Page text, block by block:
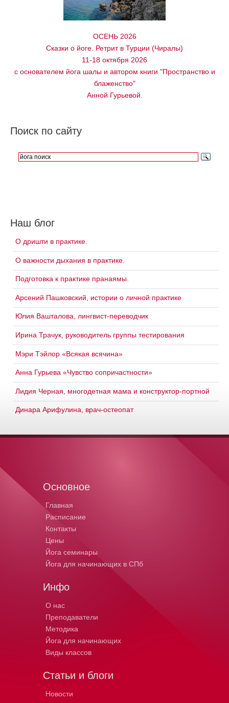
ОСЕНЬ 2026
Сказки о йоге. Ретрит в Турции (Чиралы)
11-18 октября 2026
с основателем йога шалы и автором книги "Пространство и
блаженство"
Анной Гурьевой.
Поиск по сайту
Наш блог
О дришти в практике.
О важности дыхания в практике.
Подготовка к практике пранаямы.
Арсений Пашковский, истории о личной практике
Юлия Вашталова, лингвист-переводчик
Ирина Трачук, руководитель группы тестирования
Мэри Тэйлор «Всякая всячина»
Анна Гурьева «Чувство сопричастности»
Лидия Черная, многодетная мама и конструктор-портной
Динара Арифулина, врач-остеопат
Основное
Главная
Расписание
Контакты
Цены
Йога семинары
Йога для начинающих в СПб
Инфо
О нас
Преподаватели
Методика
Йога для начинающих
Виды классов
Статьи и блоги
Новости